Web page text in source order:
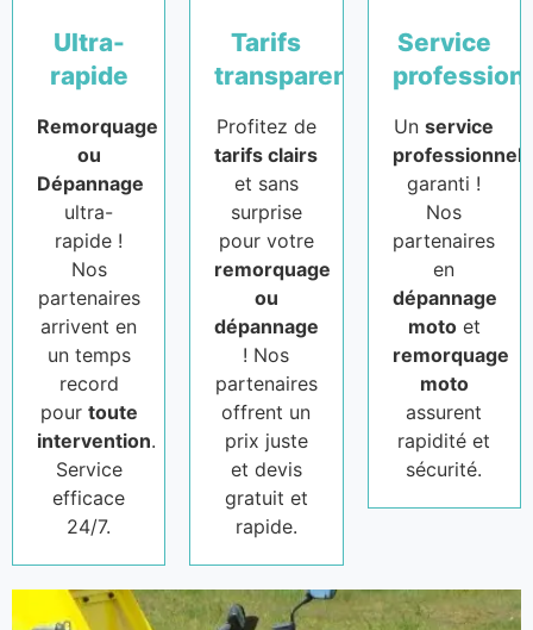
Ultra-
rapide
Remorquage
ou
Dépannage
ultra-
rapide !
Nos
partenaires
arrivent en
un temps
record
pour toute
intervention.
Service
efficace
24/7.
Tarifs
transparents
Profitez de
tarifs clairs
et sans
surprise
pour votre
remorquage
ou
dépannage
! Nos
partenaires
offrent un
prix juste
et devis
gratuit et
rapide.
Service
Unservice
professionnel
garanti !
Nos
partenaires
en
dépannage
motoet
remorquage
moto
assurent
rapidité et
sécurité.